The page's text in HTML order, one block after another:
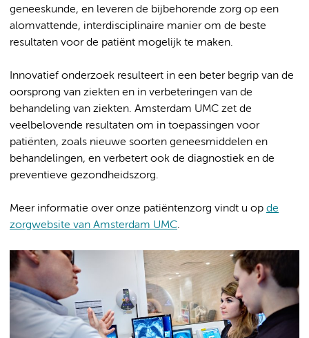
geneeskunde, en leveren de bijbehorende zorg op een
alomvattende, interdisciplinaire manier om de beste
resultaten voor de patiënt mogelijk te maken.
Innovatief onderzoek resulteert in een beter begrip van de
oorsprong van ziekten en in verbeteringen van de
behandeling van ziekten. Amsterdam UMC zet de
veelbelovende resultaten om in toepassingen voor
patiënten, zoals nieuwe soorten geneesmiddelen en
behandelingen, en verbetert ook de diagnostiek en de
preventieve gezondheidszorg.
Meer informatie over onze patiëntenzorg vindt u op de
zorgwebsite van Amsterdam UMC.